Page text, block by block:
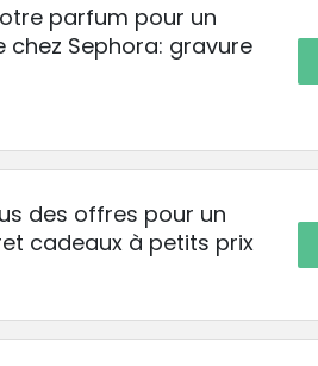
parfum pour un
chez Sephora: gravure
des offres pour un
cadeaux à petits prix